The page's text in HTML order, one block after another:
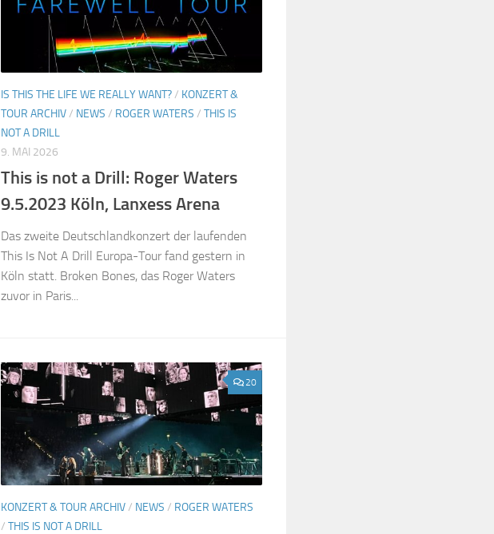
IS THIS THE LIFE WE REALLY WANT?/ KONZERT &
TOUR ARCHIV/ NEWS / ROGER WATERS / THIS IS
NOT A DRILL
9. MAI 2026
This is not a Drill: Roger Waters
9.5.2023 Köln, Lanxess Arena
Das zweite Deutschlandkonzert der laufenden
This Is Not A Drill Europa-Tour fand gestern in
Köln statt. Broken Bones, das Roger Waters
zuvor in Paris...
20
KONZERT & TOUR ARCHIV/ NEWS / ROGER WATERS
/ THIS IS NOT A DRILL